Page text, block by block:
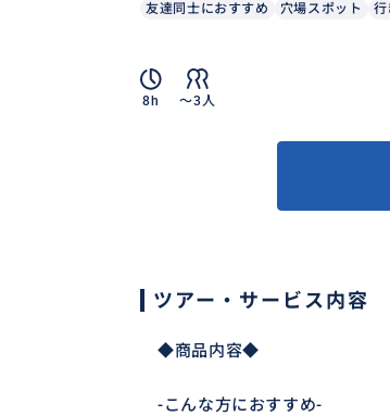
友達同士におすすめ 穴場スポット 行
8h 〜3人
ツアー・サービス内容
◆商品内容◆
-こんな方におすすめ-